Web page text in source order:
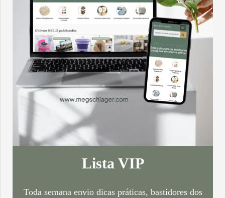
Lista VIP
Toda semana envio dicas práticas, bastidores dos